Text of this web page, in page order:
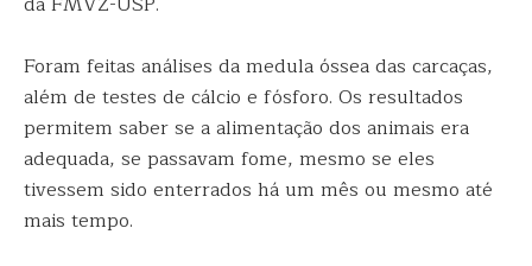
Foram feitas análises da medula óssea das carcaças,
além de testes de cálcio e fósforo. Os resultados
permitem saber se a alimentação dos animais era
adequada, se passavam fome, mesmo se eles
tivessem sido enterrados há um mês ou mesmo até
mais tempo.